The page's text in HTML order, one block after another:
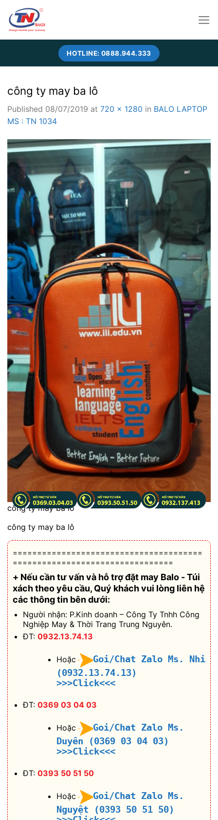
content
HOTLINE: 0888.944.333
công ty may ba lô
Published 08/07/2019 at 720 × 1280 in BALO LAPTOP
MS : TN 1034
công ty may ba lô
công ty may ba lô
=======================================
=================================
+ Nếu cần tư vấn và hỗ trợđặt may Balo - Túi
xách theo yêu cầu, Quý khách vui lòng liên hệ
các thông tin bên dưới:
Người nhận: P.Kinh doanh – Công Ty Tnhh Công
Nghiệp May & Thời Trang Trung Nguyên.
ĐT: 0932.13.74.13
Hoặc
Goi/Chat Zalo Ms. Nhi
(0932.13.74.13)
>>>Click<<<
ĐT: 0369 03 04 03
Hoặc
Goi/Chat Zalo Ms.
Duyên (0369 03 04 03)
>>>Click<<<
ĐT: 0393 50 51 50
Hoặc
Goi/Chat Zalo Ms.
Nguyệt (0393 50 51 50)